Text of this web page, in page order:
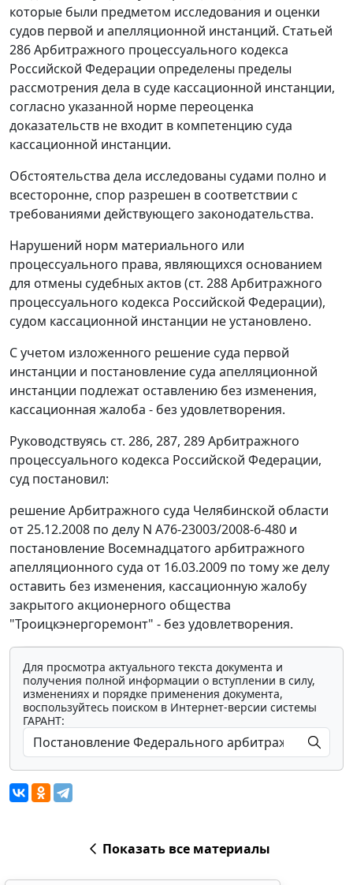
которые были предметом исследования и оценки
судов первой и апелляционной инстанций. Статьей
286Арбитражного процессуального кодекса
Российской Федерации определены пределы
рассмотрения дела в суде кассационной инстанции,
согласно указанной норме переоценка
доказательств не входит в компетенцию суда
кассационной инстанции.
Обстоятельства дела исследованы судами полно и
всесторонне, спор разрешен в соответствии с
требованиями действующего законодательства.
Нарушений норм материального или
процессуального права, являющихся основанием
для отмены судебных актов (ст. 288Арбитражного
процессуального кодекса Российской Федерации),
судом кассационной инстанции не установлено.
С учетом изложенного решение суда первой
инстанции и постановление суда апелляционной
инстанции подлежат оставлению без изменения,
кассационная жалоба - без удовлетворения.
Руководствуясь ст. 286, 287, 289Арбитражного
процессуального кодекса Российской Федерации,
суд постановил:
решение Арбитражного суда Челябинской области
от 25.12.2008 по делу N А76-23003/2008-6-480 и
постановление Восемнадцатого арбитражного
апелляционного суда от 16.03.2009 по тому же делу
оставить без изменения, кассационную жалобу
закрытого акционерного общества
"Троицкэнергоремонт" - без удовлетворения.
Для просмотра актуального текста документа и
получения полной информации о вступлении в силу,
изменениях и порядке применения документа,
воспользуйтесь поиском в Интернет-версии системы
ГАРАНТ:
Показать все материалы